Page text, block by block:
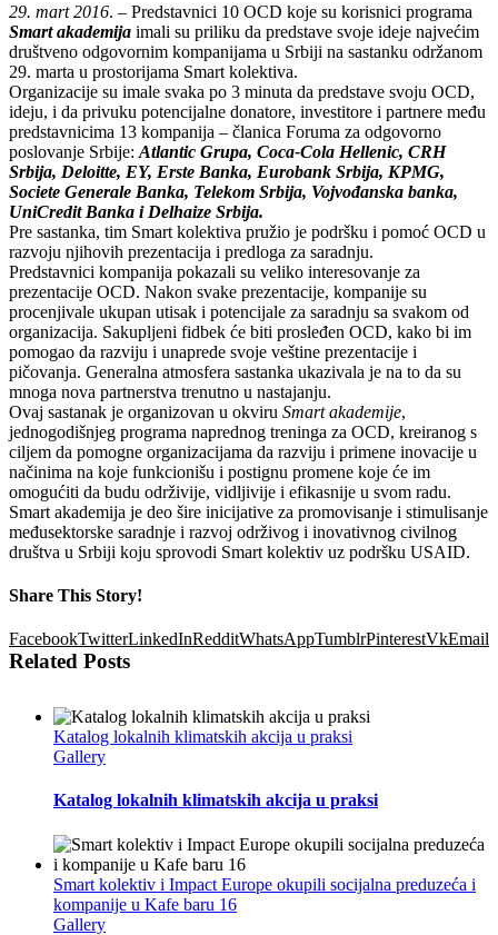
29. mart 2016. – Predstavnici 10 OCD koje su korisnici programa
Smart akademija imali su priliku da predstave svoje ideje najvećim
društveno odgovornim kompanijama u Srbiji na sastanku održanom
29. marta u prostorijama Smart kolektiva.
Organizacije su imale svaka po 3 minuta da predstave svoju OCD,
ideju, i da privuku potencijalne donatore, investitore i partnere među
predstavnicima 13 kompanija – članica Foruma za odgovorno
poslovanje Srbije: Atlantic Grupa, Coca-Cola Hellenic, CRH
Srbija, Deloitte, EY, Erste Banka, Eurobank Srbija, KPMG,
Societe Generale Banka, Telekom Srbija, Vojvođanska banka,
UniCredit Banka i Delhaize Srbija.
Pre sastanka, tim Smart kolektiva pružio je podršku i pomoć OCD u
razvoju njihovih prezentacija i predloga za saradnju.
Predstavnici kompanija pokazali su veliko interesovanje za
prezentacije OCD. Nakon svake prezentacije, kompanije su
procenjivale ukupan utisak i potencijale za saradnju sa svakom od
organizacija. Sakupljeni fidbek će biti prosleđen OCD, kako bi im
pomogao da razviju i unaprede svoje veštine prezentacije i
pičovanja. Generalna atmosfera sastanka ukazivala je na to da su
mnoga nova partnerstva trenutno u nastajanju.
Ovaj sastanak je organizovan u okviru Smart akademije,
jednogodišnjeg programa naprednog treninga za OCD, kreiranog s
ciljem da pomogne organizacijama da razviju i primene inovacije u
načinima na koje funkcionišu i postignu promene koje će im
omogućiti da budu održivije, vidljivije i efikasnije u svom radu.
Smart akademija je deo šire inicijative za promovisanje i stimulisanje
međusektorske saradnje i razvoj održivog i inovativnog civilnog
društva u Srbiji koju sprovodi Smart kolektiv uz podršku USAID.
Share This Story!
FacebookTwitterLinkedInRedditWhatsAppTumblrPinterestVkEmail
Related Posts
Katalog lokalnih klimatskih akcija u praksi
Gallery
Katalog lokalnih klimatskih akcija u praksi
Smart kolektiv i Impact Europe okupili socijalna preduzeća i
kompanije u Kafe baru 16
Gallery